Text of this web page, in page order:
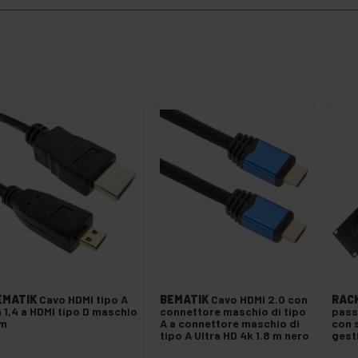
Cavo HDMI tipo A
1,4 a HDMI tipo D maschio
BEMATIK Cavo HDMI 2.0 con
connettore maschio di tipo
A a connettore maschio di
tipo A Ultra HD 4k 1.8 m nero
con